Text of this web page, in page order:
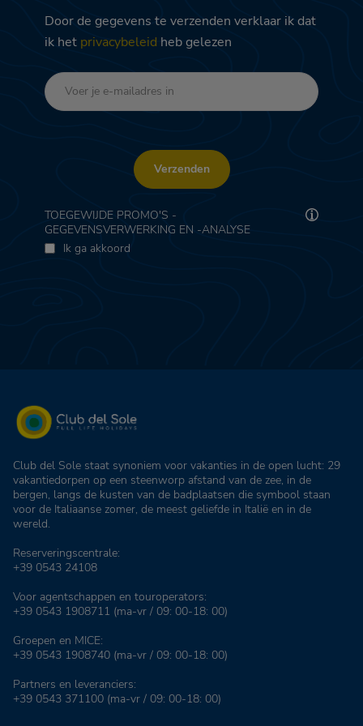
Door de gegevens te verzenden verklaar ik dat
ik het privacybeleid heb gelezen
Verzenden
TOEGEWIJDE PROMO'S -
GEGEVENSVERWERKING EN -ANALYSE
Ik ga akkoord
Club del Sole staat synoniem voor vakanties in de open lucht: 29
vakantiedorpen op een steenworp afstand van de zee, in de
bergen, langs de kusten van de badplaatsen die symbool staan
voor de Italiaanse zomer, de meest geliefde in Italië en in de
wereld.
Reserveringscentrale:
+39 0543 24108
Voor agentschappen en touroperators:
+39 0543 1908711 (ma-vr / 09: 00-18: 00)
Groepen en MICE:
+39 0543 1908740 (ma-vr / 09: 00-18: 00)
Partners en leveranciers:
+39 0543 371100 (ma-vr / 09: 00-18: 00)